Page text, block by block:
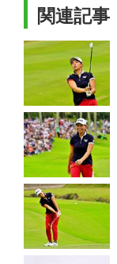
関連記事